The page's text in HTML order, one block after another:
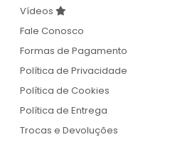
Vídeos
Fale Conosco
Formas de Pagamento
Política de Privacidade
Política de Cookies
Política de Entrega
Trocas e Devoluções